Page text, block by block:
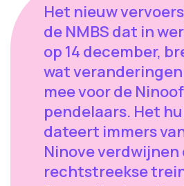
Het nieuw
de NMBS dat in
op 14 december,
wat
mee voor de
pendelaars. Het
dateert immers
Ninove verdwijnen
rechtstreekse